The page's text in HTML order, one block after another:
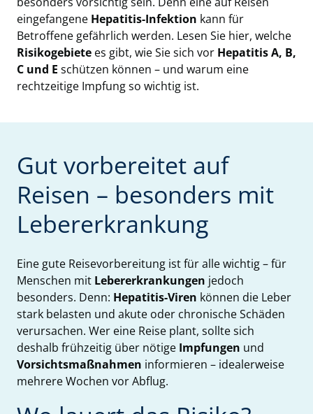
eingefangene Hepatitis-Infektion kann für
Betroffene gefährlich werden. Lesen Sie hier, welche
Risikogebiete es gibt, wie Sie sich vor Hepatitis A, B,
C und E schützen können – und warum eine
rechtzeitige Impfung so wichtig ist.
Gut vorbereitet auf
Reisen – besonders mit
Lebererkrankung
Eine gute Reisevorbereitung ist für alle wichtig – für
Menschen mit Lebererkrankungen jedoch
besonders. Denn: Hepatitis-Viren können die Leber
stark belasten und akute oder chronische Schäden
verursachen. Wer eine Reise plant, sollte sich
deshalb frühzeitig über nötige Impfungen und
Vorsichtsmaßnahmen informieren – idealerweise
mehrere Wochen vor Abflug.